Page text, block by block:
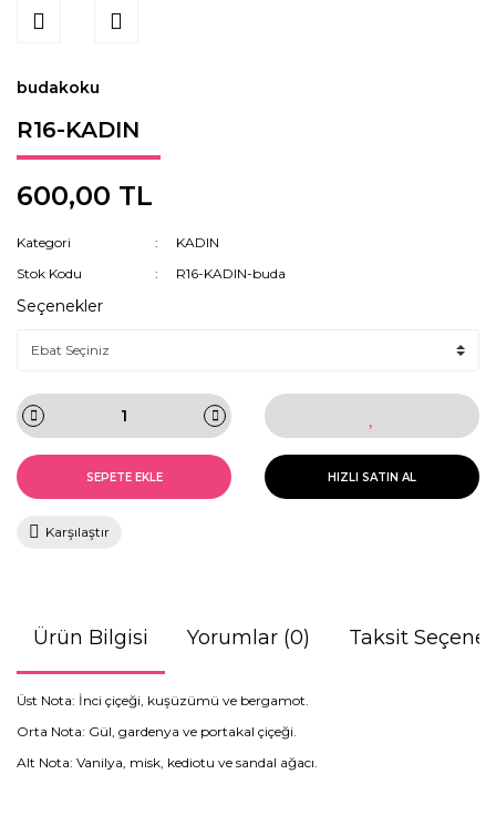
budakoku
R16-KADIN
600,00 TL
Kategori
KADIN
Stok Kodu
R16-KADIN-buda
Seçenekler
SEPETE EKLE HIZLI SATIN AL
Karşılaştır
Ürün Bilgisi Yorumlar (0) Taksit
Üst Nota: İnci çiçeği, kuşüzümü ve bergamot.
Orta Nota: Gül, gardenya ve portakal çiçeği.
Alt Nota: Vanilya, misk, kediotu ve sandal ağacı.